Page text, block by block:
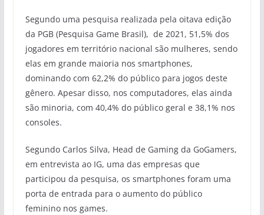
Segundo uma pesquisa realizada pela oitava edição
da PGB (Pesquisa Game Brasil), de 2021, 51,5% dos
jogadores em território nacional são mulheres, sendo
elas em grande maioria nos smartphones,
dominando com 62,2% do público para jogos deste
gênero. Apesar disso, nos computadores, elas ainda
são minoria, com 40,4% do público geral e 38,1% nos
consoles.
Segundo Carlos Silva, Head de Gaming da GoGamers,
em entrevista ao IG, uma das empresas que
participou da pesquisa, os smartphones foram uma
porta de entrada para o aumento do público
feminino nos games.